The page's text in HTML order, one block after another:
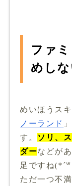
ファ
めしな
めいほうス
ノーランド
す。
ソリ、
ダーなどが
足ですね
ただ一つ不